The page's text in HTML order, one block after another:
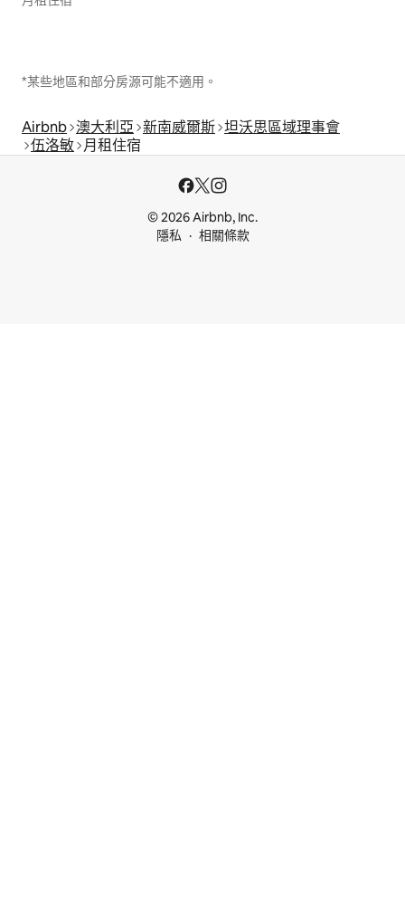
*某些地區和部分房源可能不適用。
Airbnb 澳大利亞 新南威爾斯 坦沃思區域理事會
伍洛敏 月租住宿
© 2026 Airbnb, Inc.
隱私
相關條款